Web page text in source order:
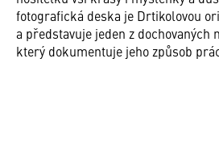
fotografická deska je Drtikolovou
a představuje jeden z dochovaných
který dokumentuje jeho způsob